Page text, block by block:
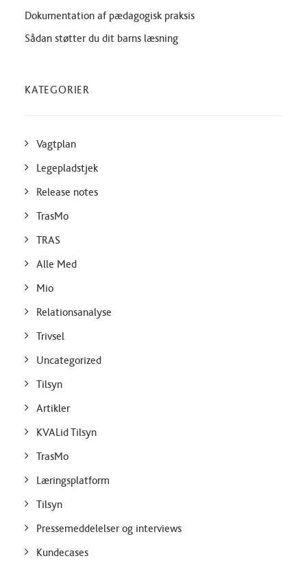
Dokumentation af pædagogisk praksis
Sådan støtter du dit barns læsning
KATEGORIER
Vagtplan
Legepladstjek
Release notes
TrasMo
TRAS
Alle Med
Mio
Relationsanalyse
Trivsel
Uncategorized
Tilsyn
Artikler
KVALid Tilsyn
TrasMo
Læringsplatform
Tilsyn
Pressemeddelelser og interviews
Kundecases